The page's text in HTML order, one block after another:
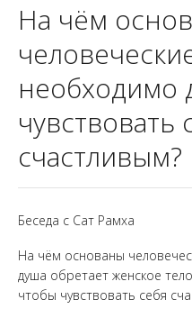
На чём
необходимо
чувствовать
счастливым?
Беседа с Сат Рамха
На чём основаны
душа обретает женское
чтобы чувствовать себя